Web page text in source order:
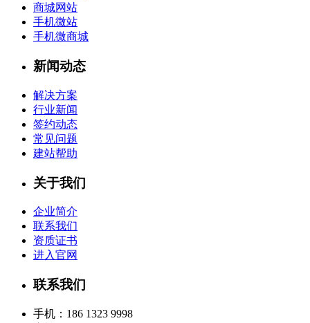
商城网站
手机微站
手机微商城
新闻动态
解决方案
行业新闻
签约动态
常见问题
建站帮助
关于我们
企业简介
联系我们
资质证书
进入官网
联系我们
手机：186 1323 9998